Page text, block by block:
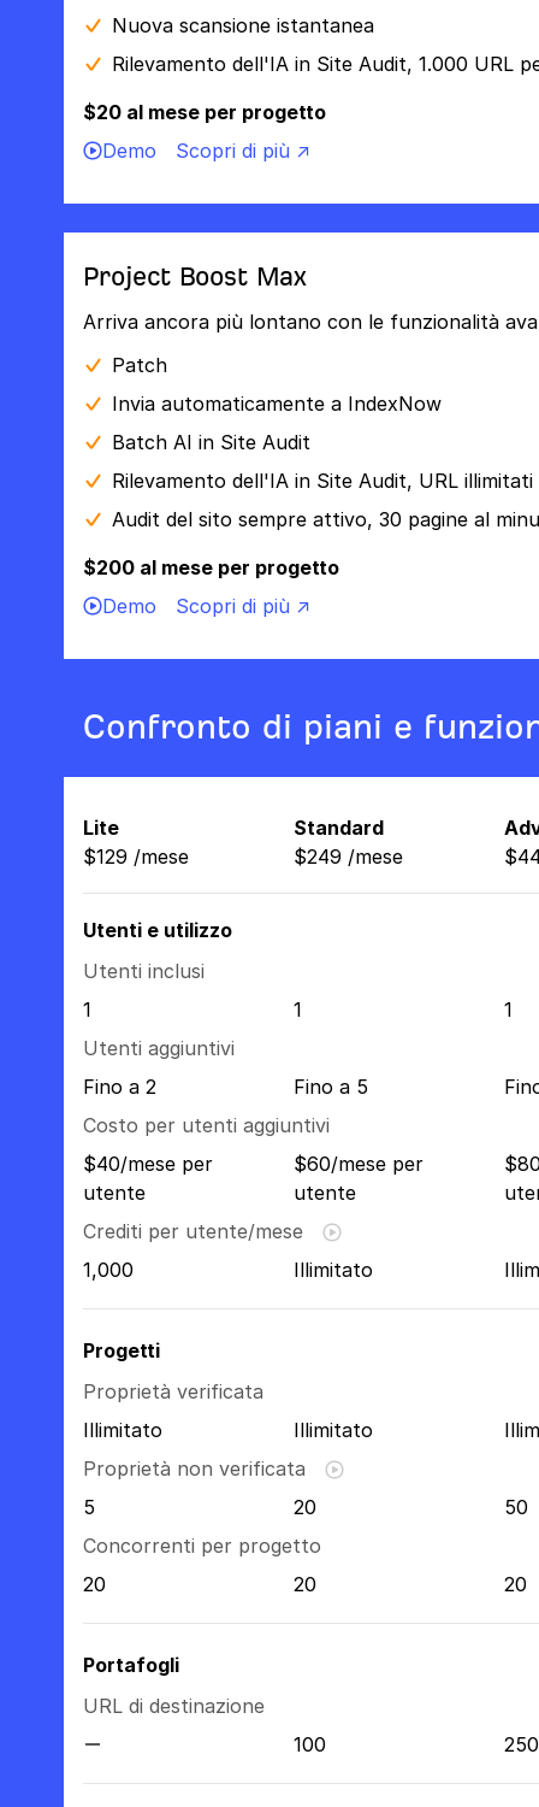
Nuova scansione istantanea
Rilevamento dell'IA in Site Audit, 1.000 URL
$20 al mese per progetto
Demo
Scopri di più ↗
Project Boost Max
Arriva ancora più lontano con le funzionalità
Patch
Invia automaticamente a IndexNow
Batch AI in Site Audit
Rilevamento dell'IA in Site Audit, URL illimitati
Audit del sito sempre attivo, 30 pagine al
$200 al mese per progetto
Demo
Scopri di più ↗
Confronto di piani e
Lite
$129 /mese
Standard
$249 /mese
$
Utenti e utilizzo
Utenti inclusi
1
1
1
Utenti aggiuntivi
Fino a 2
Fino a 5
Costo per utenti aggiuntivi
$40/mese per
utente
$60/mese per
utente
Crediti per utente/mese
1,000
Illimitato
Progetti
Proprietà verificata
Illimitato
Illimitato
Proprietà non verificata
5
20
50
Concorrenti per progetto
20
20 20
Portafogli
URL di destinazione
100
250